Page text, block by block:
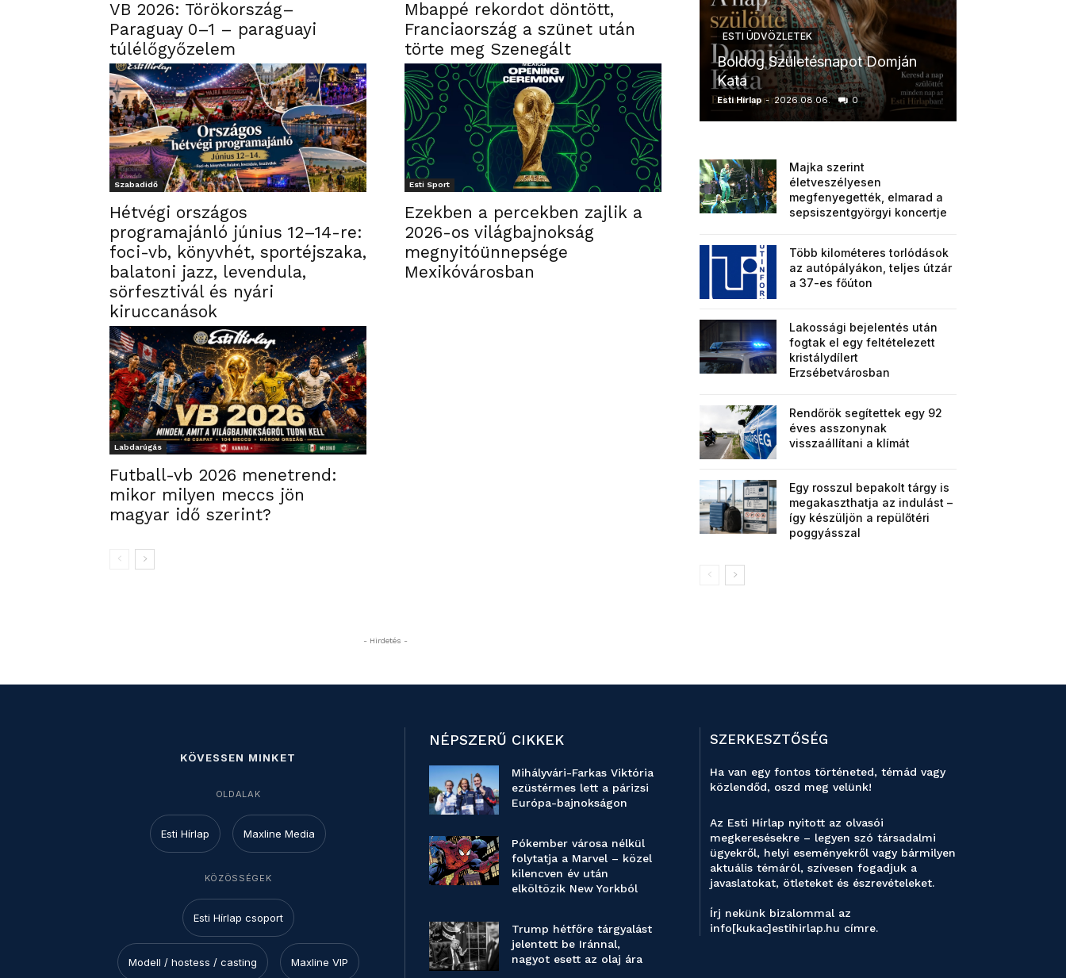
VB 2026: Törökország–
Paraguay 0–1 – paraguayi
túlélőgyőzelem
Mbappé rekordot döntött,
Franciaország a szünet után
törte meg Szenegált
Szabadidő
Hétvégi országos
programajánló június 12–14-re:
foci-vb, könyvhét, sportéjszaka,
balatoni jazz, levendula,
sörfesztivál és nyári
kiruccanások
Esti Sport
Ezekben a percekben zajlik a
2026-os világbajnokság
megnyitóünnepsége
Mexikóvárosban
Labdarúgás
Futball-vb 2026 menetrend:
mikor milyen meccs jön
magyar idő szerint?
- Hirdetés -
ESTI ÜDVÖZLETEK
Boldog Születésnapot Domján
Kata
Esti Hírlap - 2026.08.06. 0
Majka szerint
életveszélyesen
megfenyegették, elmarad a
sepsiszentgyörgyi koncertje
Több kilométeres torlódások
az autópályákon, teljes útzár
a 37-es főúton
Lakossági bejelentés után
fogtak el egy feltételezett
kristálydílert
Erzsébetvárosban
Rendőrök segítettek egy 92
éves asszonynak
visszaállítani a klímát
Egy rosszul bepakolt tárgy is
megakaszthatja az indulást –
így készüljön a repülőtéri
poggyásszal
KÖVESSEN MINKET
OLDALAK
Esti Hírlap Maxline Media
KÖZÖSSÉGEK
Esti Hírlap csoport
Modell / hostess / casting Maxline VIP
NÉPSZERŰ CIKKEK
Mihályvári-Farkas Viktória
ezüstérmes lett a párizsi
Európa-bajnokságon
Pókember városa nélkül
folytatja a Marvel – közel
kilencven év után
elköltözik New Yorkból
Trump hétfőre tárgyalást
jelentett be Iránnal,
nagyot esett az olaj ára
SZERKESZTŐSÉG
Ha van egy fontos történeted, témád vagy
közlendőd, oszd meg velünk!
Az Esti Hírlap nyitott az olvasói
megkeresésekre – legyen szó társadalmi
ügyekről, helyi eseményekről vagy bármilyen
aktuális témáról, szívesen fogadjuk a
javaslatokat, ötleteket és észrevételeket.
Írj nekünk bizalommal az
info[kukac]estihirlap.hu címre.